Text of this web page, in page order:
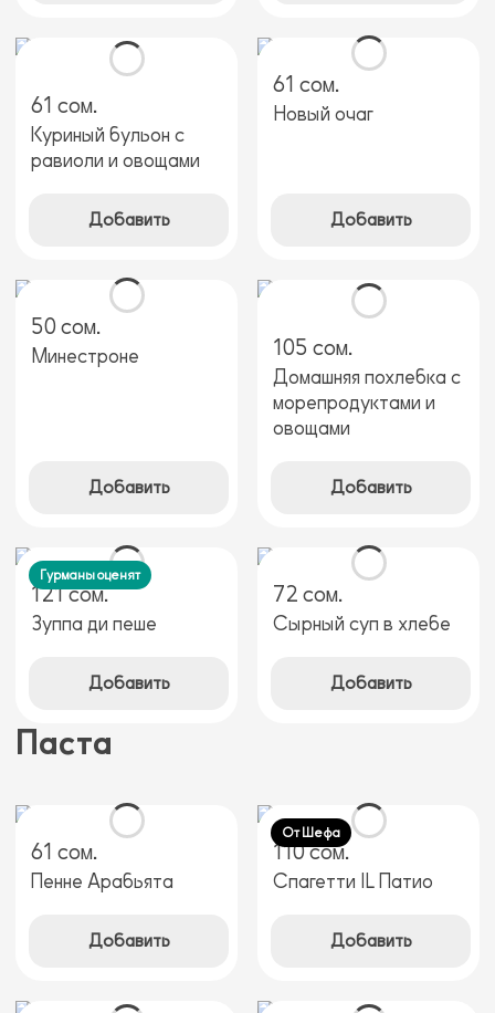
61 сом.
Куриный бульон с
равиоли и овощами
Добавить
61 сом.
Новый очаг
Добавить
50 сом.
Минестроне
Добавить
105 сом.
Домашняя похлебка с
морепродуктами и
овощами
Добавить
121 сом.
Зуппа ди пеше
Добавить
Гурманы оценят
72 сом.
Сырный суп в хлебе
Добавить
Паста
61 сом.
Пенне Арабьята
Добавить
110 сом.
Спагетти IL Патио
Добавить
От Шефа